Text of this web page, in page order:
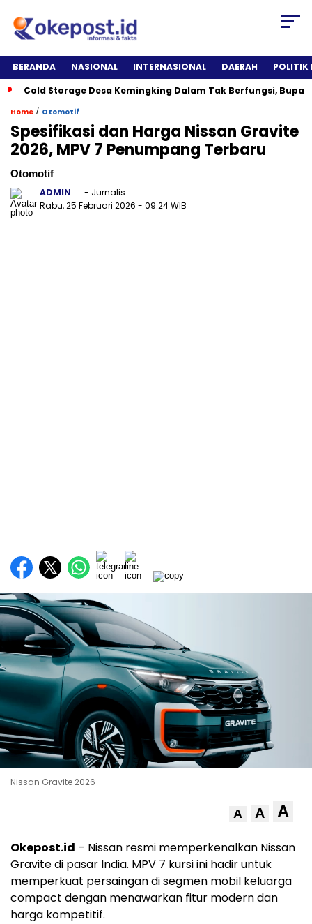
BERANDA NASIONAL INTERNASIONAL DAERAH
POLITIK
Cold Storage Desa Kemingking Dalam Tak Berfungsi,
Home / Otomotif
Spesifikasi dan Harga Nissan Gravite
2026, MPV 7 Penumpang Terbaru
Otomotif
ADMIN
- Jurnalis
Rabu, 25 Februari 2026 - 09:24 WIB
Nissan Gravite 2026
A A A
Okepost.id – Nissan resmi memperkenalkan Nissan
Gravite di pasar India. MPV 7 kursi ini hadir untuk
memperkuat persaingan di segmen mobil keluarga
compact dengan menawarkan fitur modern dan
harga kompetitif.